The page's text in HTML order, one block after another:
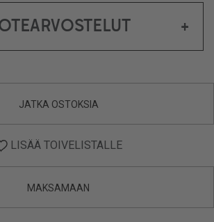
+
JATKA OSTOKSIA
LISÄÄ TOIVELISTALLE
MAKSAMAAN